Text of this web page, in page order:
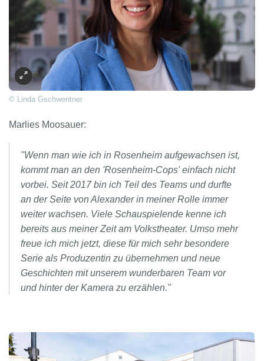
© Linda Gschwentner
Marlies Moosauer:
"Wenn man wie ich in Rosenheim aufgewachsen ist,
kommt man an den 'Rosenheim-Cops' einfach nicht
vorbei. Seit 2017 bin ich Teil des Teams und durfte
an der Seite von Alexander in meiner Rolle immer
weiter wachsen. Viele Schauspielende kenne ich
bereits aus meiner Zeit am Volkstheater. Umso mehr
freue ich mich jetzt, diese für mich sehr besondere
Serie als Produzentin zu übernehmen und neue
Geschichten mit unserem wunderbaren Team vor
und hinter der Kamera zu erzählen."